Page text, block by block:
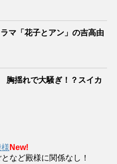
マ「花子とアン」の吉高由
胸揺れで大騒ぎ！？スイカ
New!
など殿様に関係なし！